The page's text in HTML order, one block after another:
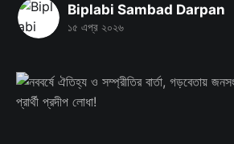
Biplabi Sambad Darpan
১৫ এপ্র ২০২৬